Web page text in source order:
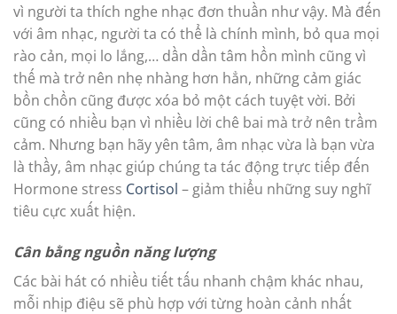
vì người ta thích nghe nhạc đơn thuần như vậy. Mà đến
với âm nhạc, người ta có thể là chính mình, bỏ qua mọi
rào cản, mọi lo lắng,… dần dần tâm hồn mình cũng vì
thế mà trở nên nhẹ nhàng hơn hẳn, những cảm giác
bồn chồn cũng được xóa bỏ một cách tuyệt vời. Bởi
cũng có nhiều bạn vì nhiều lời chê bai mà trở nên trầm
cảm. Nhưng bạn hãy yên tâm, âm nhạc vừa là bạn vừa
là thầy, âm nhạc giúp chúng ta tác động trực tiếp đến
Hormone stress Cortisol – giảm thiểu những suy nghĩ
tiêu cực xuất hiện.
Cân bằng nguồn năng lượng
Các bài hát có nhiều tiết tấu nhanh chậm khác nhau,
mỗi nhịp điệu sẽ phù hợp với từng hoàn cảnh nhất